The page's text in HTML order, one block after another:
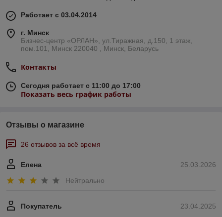
Работает с 03.04.2014
г. Минск
Бизнес-центр «ОРЛАН», ул.Тиражная, д.150, 1 этаж,
пом.101, Минск 220040 , Минск, Беларусь
Контакты
Сегодня работает с 11:00 до 17:00
Показать весь график работы
Отзывы о магазине
26 отзывов за всё время
25.03.2026
Елена
Нейтрально
23.04.2025
Покупатель